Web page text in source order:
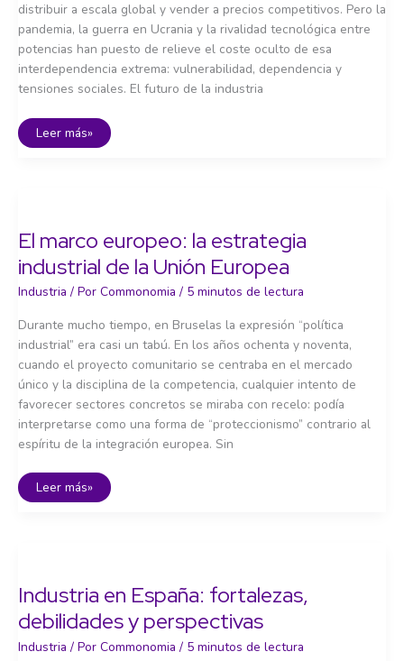
distribuir a escala global y vender a precios competitivos. Pero la
pandemia, la guerra en Ucrania y la rivalidad tecnológica entre
potencias han puesto de relieve el coste oculto de esa
interdependencia extrema: vulnerabilidad, dependencia y
tensiones sociales. El futuro de la industria
Los
dilemas
relocalización
y
soberanía
Leer más»
El marco europeo: la estrategia
industrial de la Unión Europea
Industria / Por Commonomia / 5 minutos de lectura
Durante mucho tiempo, en Bruselas la expresión “política
industrial” era casi un tabú. En los años ochenta y noventa,
cuando el proyecto comunitario se centraba en el mercado
único y la disciplina de la competencia, cualquier intento de
favorecer sectores concretos se miraba con recelo: podía
interpretarse como una forma de “proteccionismo” contrario al
espíritu de la integración europea. Sin
El
marco
Europea
Leer más»
Industria en España: fortalezas,
debilidades y perspectivas
Industria / Por Commonomia / 5 minutos de lectura